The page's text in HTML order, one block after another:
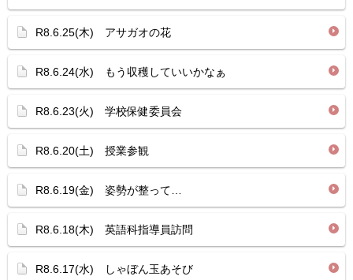
R8.6.25(木) アサガオの花
R8.6.24(水) もう収穫していいかなぁ
R8.6.23(火) 学校保健委員会
R8.6.20(土) 授業参観
R8.6.19(金) 姿勢が整って…
R8.6.18(木) 英語科指導員訪問
R8.6.17(水) しゃぼん玉あそび